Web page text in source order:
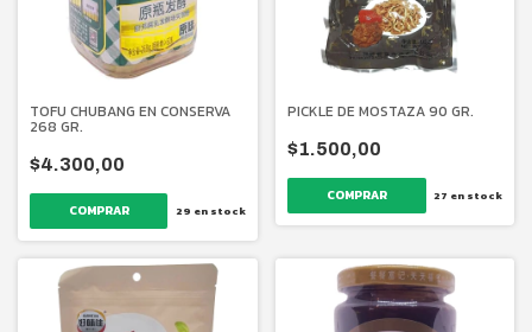
TOFU CHUBANG EN CONSERVA
268 GR.
$4.300,00
29 en stock
PICKLE DE MOSTAZA 90 GR.
$1.500,00
27 en stock